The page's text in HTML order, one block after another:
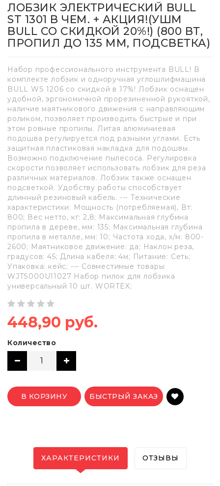
ЛОБЗИК ЭЛЕКТРИЧЕСКИЙ BULL
ST 1301 В ЧЕМ. + АКЦИЯ!(УШМ
BULL СО СКИДКОЙ 20%!) (800 ВТ,
ПРОПИЛ ДО 135 ММ, ПОДСВЕТКА)
Набор профессионального инструмента BULL! В
комплекте лобзик и одноручная углошлифмашина
BULL WS 1206 со скидкой в 17%! Лобзик оснащен
удобной, эргономичной прорезиненной рукояткой,
наличие маятникового движения с направляющим
роликом, позволяет производить быстрые и при
этом ровные пропилы. Литая алюминиевая
подошва регулируется под разными углами. Есть
защитная пластиковая накладка для подошвы.
Возможно подключение пылесоса. Регулировка
скорости позволяет использовать лобзик для реза
различных материалов. Лобзик также оснащен
подсветкой. Удобству работы способствует
длинный резиновый кабель. --- Технические
характеристики: Мощность (потребляемая), Вт:
800; Вес нетто, кг: 2,8; Максимальная глубина
пропила в дереве, мм: 135; Максимальная глубина
пропила в металле, мм: 10; Частота хода, х/м: 800-
2600; Маятниковое движение: да; Наклон реза,
градусов: 45; Длина кабеля: 4м; Питание: Сеть;
Упаковка: кейс; --- Совместимые товары:
WJTS000U11027 Набор пилок для лобзика
универсальный 10 шт. WORTEX;
448,90 руб.
Количество
В КОРЗИНУ БЫСТРЫЙ ЗАКАЗ
ХАРАКТЕРИСТИКИ ОТЗЫВЫ